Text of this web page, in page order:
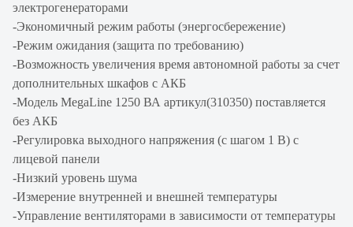
электрогенераторами
-Экономичный режим работы (энергосбережение)
-Режим ожидания (защита по требованию)
-Возможность увеличения время автономной работы за счет
дополнительных шкафов с АКБ
-Модель MegaLine 1250 ВА артикул(310350) поставляется
без АКБ
-Регулировка выходного напряжения (с шагом 1 В) с
лицевой панели
-Низкий уровень шума
-Измерение внутренней и внешней температуры
-Управление вентиляторами в зависимости от температуры